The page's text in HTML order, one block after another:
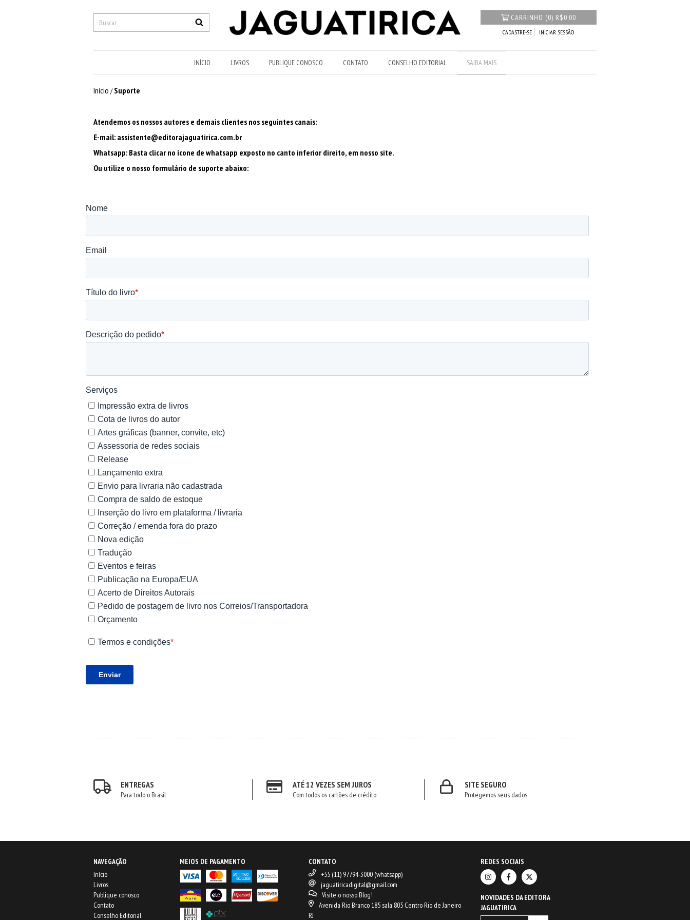
CARRINHO (0) R$0,00
CADASTRE-SE INICIAR SESSÃO
INÍCIO LIVROS PUBLIQUE CONOSCO CONTATO CONSELHO EDITORIAL SAIBA MAIS
Início / Suporte
Atendemos os nossos autores e demais clientes nos seguintes canais:
E-mail: assistente@editorajaguatirica.com.br
Whatsapp: Basta clicar no ícone de whatsapp exposto no canto inferior direito, em nosso site.
Ou utilize o nosso formulário de suporte abaixo:
ENTREGAS
Para todo o Brasil
ATÉ 12 VEZES SEM JUROS
Com todos os cartões de crédito
SITE SEGURO
Protegemos seus dados
NAVEGAÇÃO
Início
Livros
Publique conosco
Contato
Conselho Editorial
MEIOS DE PAGAMENTO
CONTATO
+55 (11) 97794-3000 (whatsapp)
jaguatiricadigital@gmail.com
Visite o nosso Blog!
Avenida Rio Branco 185 sala 805 Centro Rio de Janeiro
RJ
REDES SOCIAIS
NOVIDADES DA EDITORA
JAGUATIRICA